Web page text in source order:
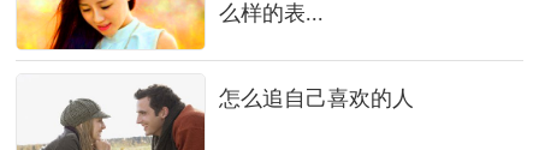
么样的表...
怎么追自己喜欢的人